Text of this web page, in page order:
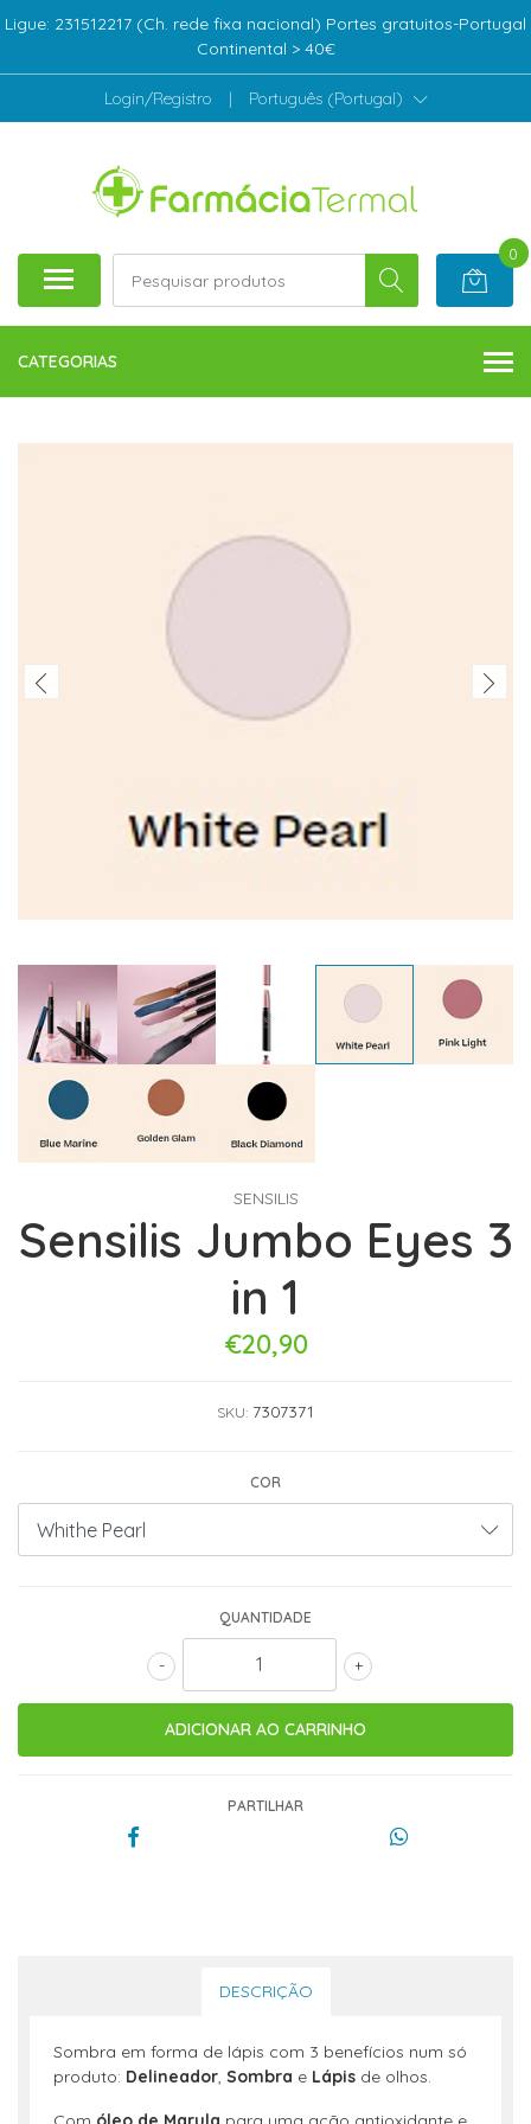
Ligue: 231512217 (Ch. rede fixa nacional) Portes gratuitos-Portugal
Continental > 40€
Login/Registro | Português (Portugal)
0
CATEGORIAS
SENSILIS
Sensilis Jumbo Eyes 3
in 1
€20,90
SKU: 7307371
COR
QUANTIDADE
+
-
PARTILHAR
DESCRIÇÃO
Sombra em forma de lápis com 3 benefícios num só
produto: Delineador, Sombra e Lápis de olhos.